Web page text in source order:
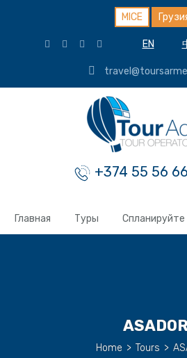
MICE
EN
+374 55 56
Главная Туры
Home > Tours >